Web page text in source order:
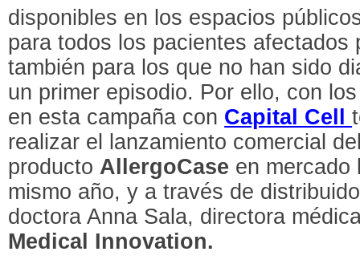
disponibles en los espacios
para todos los pacientes afectados
también para los que no han sido
un primer episodio. Por ello, con
en esta campaña con Capital Cell
realizar el lanzamiento comercial
producto AllergoCase en mercado
mismo año, y a través de
doctora Anna Sala, directora
Medical Innovation.